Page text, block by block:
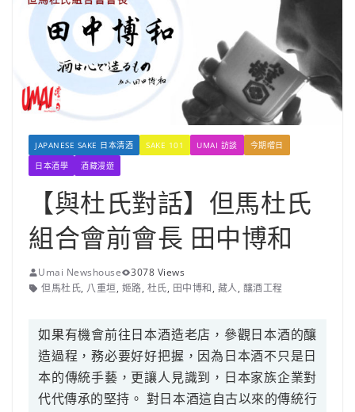
JAPANESE SAKE 日本清酒 SAKE 101 UMAI 訪談
今期嚐日
日本酒學
酒藏漫遊
【與杜氏對話】但馬杜氏
組合會前會長 田中博和
Umai Newshouse
3078 Views
但馬杜氏, 八重垣, 姬路, 杜氏, 田中博和, 藏人, 釀酒工程
如果有機會前往日本酒造老店，參觀日本酒的釀
造過程，務必要好好把握，因為日本酒不只是日
本的傳統手藝，更讓人見識到，日本家族企業對
代代傳承的堅持。 對日本酒這自古以來的傳統行